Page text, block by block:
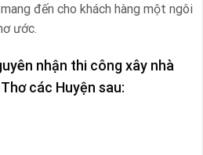
đến cho khách hàng một ngôi
ước.
nhận thi công xây nhà
các Huyện sau: